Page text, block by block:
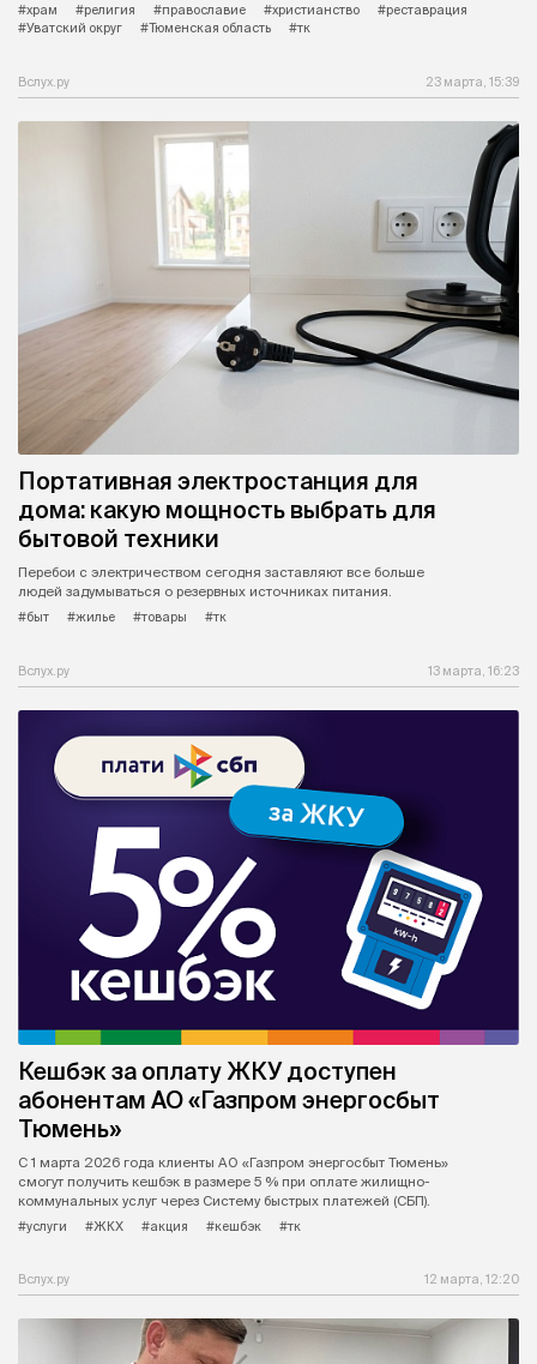
#храм #религия #православие #христианство
#реставрация
#Уватский округ
#Тюменская область #тк
Вслух.ру 23 марта, 15:39
Портативная электростанция для
дома: какую мощность выбрать для
бытовой техники
Перебои с электричеством сегодня заставляют все больше
людей задумываться о резервных источниках питания.
#быт
#жилье #товары #тк
Вслух.ру 13 марта, 16:23
Кешбэк за оплату ЖКУ доступен
абонентам АО «Газпром энергосбыт
Тюмень»
С 1 марта 2026 года клиенты АО «Газпром энергосбыт Тюмень»
смогут получить кешбэк в размере 5 % при оплате жилищно-
коммунальных услуг через Систему быстрых платежей (СБП).
#услуги
#ЖКХ #акция #кешбэк #тк
Вслух.ру 12 марта, 12:20